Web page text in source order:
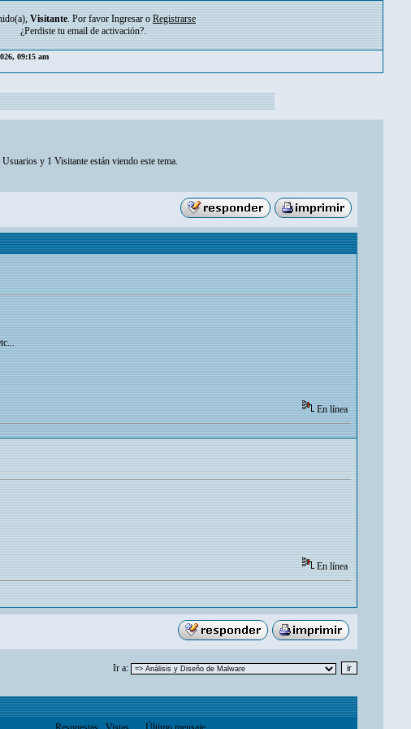
Visitante. Por favor Ingresar o Registrarse
¿Perdiste tu email de activación?.
09:15 am
Usuarios y 1 Visitante están viendo este tema.
En línea
En línea
Ir a: